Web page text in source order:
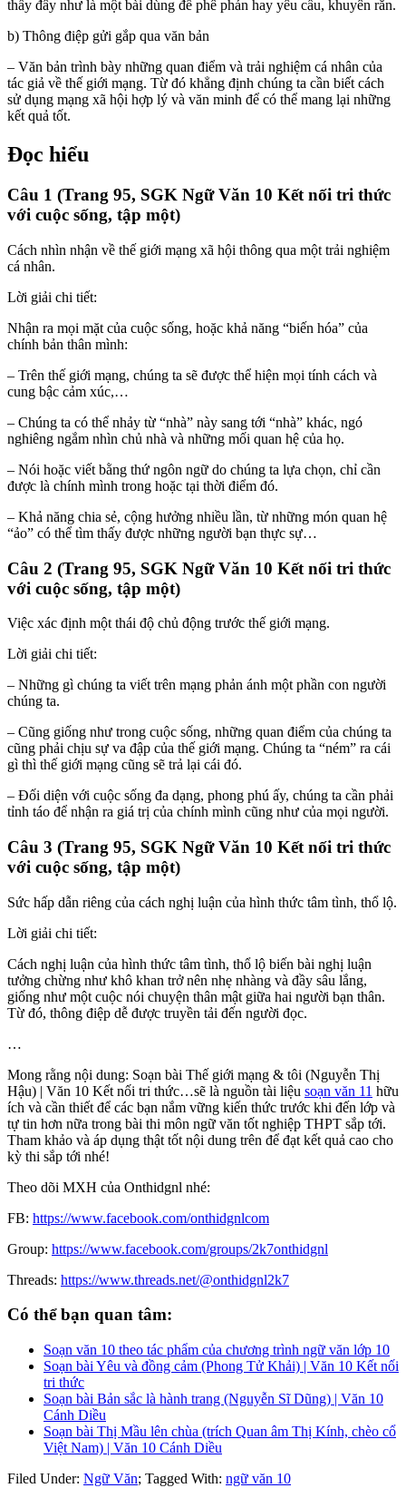
thấy đây như là một bài dùng để phê phán hay yêu cầu, khuyên răn.
b) Thông điệp gửi gắp qua văn bản
– Văn bản trình bày những quan điểm và trải nghiệm cá nhân của
tác giả về thế giới mạng. Từ đó khẳng định chúng ta cần biết cách
sử dụng mạng xã hội hợp lý và văn minh để có thể mang lại những
kết quả tốt.
Đọc hiểu
Câu 1 (Trang 95, SGK Ngữ Văn 10 Kết nối tri thức
với cuộc sống, tập một)
Cách nhìn nhận về thế giới mạng xã hội thông qua một trải nghiệm
cá nhân.
Lời giải chi tiết:
Nhận ra mọi mặt của cuộc sống, hoặc khả năng “biến hóa” của
chính bản thân mình:
– Trên thế giới mạng, chúng ta sẽ được thể hiện mọi tính cách và
cung bậc cảm xúc,…
– Chúng ta có thể nhảy từ “nhà” này sang tới “nhà” khác, ngó
nghiêng ngắm nhìn chủ nhà và những mối quan hệ của họ.
– Nói hoặc viết bằng thứ ngôn ngữ do chúng ta lựa chọn, chỉ cần
được là chính mình trong hoặc tại thời điểm đó.
– Khả năng chia sẻ, cộng hưởng nhiều lần, từ những món quan hệ
“ảo” có thể tìm thấy được những người bạn thực sự…
Câu 2 (Trang 95, SGK Ngữ Văn 10 Kết nối tri thức
với cuộc sống, tập một)
Việc xác định một thái độ chủ động trước thế giới mạng.
Lời giải chi tiết:
– Những gì chúng ta viết trên mạng phản ánh một phần con người
chúng ta.
– Cũng giống như trong cuộc sống, những quan điểm của chúng ta
cũng phải chịu sự va đập của thế giới mạng. Chúng ta “ném” ra cái
gì thì thế giới mạng cũng sẽ trả lại cái đó.
– Đối diện với cuộc sống đa dạng, phong phú ấy, chúng ta cần phải
tỉnh táo để nhận ra giá trị của chính mình cũng như của mọi người.
Câu 3 (Trang 95, SGK Ngữ Văn 10 Kết nối tri thức
với cuộc sống, tập một)
Sức hấp dẫn riêng của cách nghị luận của hình thức tâm tình, thổ lộ.
Lời giải chi tiết:
Cách nghị luận của hình thức tâm tình, thổ lộ biến bài nghị luận
tưởng chừng như khô khan trở nên nhẹ nhàng và đầy sâu lắng,
giống như một cuộc nói chuyện thân mật giữa hai người bạn thân.
Từ đó, thông điệp dễ được truyền tải đến người đọc.
…
Mong rằng nội dung: Soạn bài Thế giới mạng & tôi (Nguyễn Thị
Hậu) | Văn 10 Kết nối tri thức…sẽ là nguồn tài liệu soạn văn 11 hữu
ích và cần thiết để các bạn nắm vững kiến thức trước khi đến lớp và
tự tin hơn nữa trong bài thi môn ngữ văn tốt nghiệp THPT sắp tới.
Tham khảo và áp dụng thật tốt nội dung trên để đạt kết quả cao cho
kỳ thi sắp tới nhé!
Theo dõi MXH của Onthidgnl nhé:
FB: https://www.facebook.com/onthidgnlcom
Group: https://www.facebook.com/groups/2k7onthidgnl
Threads: https://www.threads.net/@onthidgnl2k7
Có thể bạn quan tâm:
Soạn văn 10 theo tác phẩm của chương trình ngữ văn lớp 10
Soạn bài Yêu và đồng cảm (Phong Tử Khải) | Văn 10 Kết nối
tri thức
Soạn bài Bản sắc là hành trang (Nguyễn Sĩ Dũng) | Văn 10
Cánh Diều
Soạn bài Thị Mầu lên chùa (trích Quan âm Thị Kính, chèo cổ
Việt Nam) | Văn 10 Cánh Diều
Filed Under: Ngữ Văn; Tagged With: ngữ văn 10